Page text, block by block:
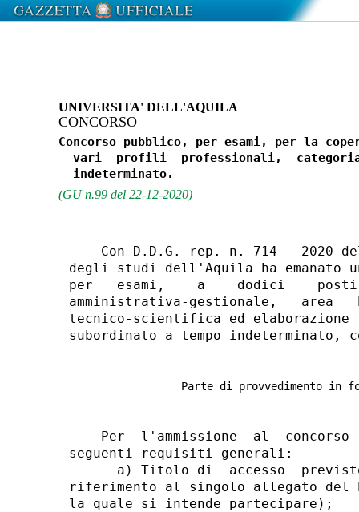
UNIVERSITA' DELL'AQUILA
CONCORSO
Concorso pubblico, per esami, per la
vari  profili  professionali,
(GU n.99 del 22-12-2020)
Con D.D.G. rep. n. 714 - 2020
degli studi dell'Aquila ha emanato
per   esami,    a    dodici
amministrativa-gestionale,
tecnico-scientifica ed
subordinato a tempo
Parte di provvedimento in
Per  l'ammissione  al  concorso
seguenti requisiti generali:
a) Titolo di  accesso
riferimento al singolo allegato del
la quale si intende partecipare);